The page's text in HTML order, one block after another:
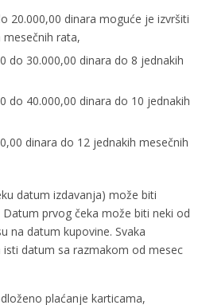
20.000,00 dinara moguće je izvršiti
rata,
do 30.000,00 dinara do 8 jednakih
do 40.000,00 dinara do 10 jednakih
dinara do 12 jednakih mesečnih
datum izdavanja) može biti
Datum prvog čeka može biti neki od
na datum kupovine. Svaka
datum sa razmakom od mesec
plaćanje karticama,